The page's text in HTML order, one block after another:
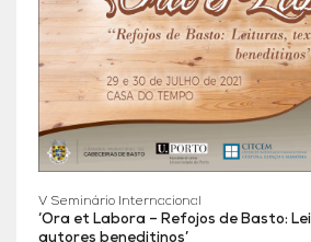
V Seminário Internacional
‘Ora et Labora – Refojos de Basto:
autores beneditinos’